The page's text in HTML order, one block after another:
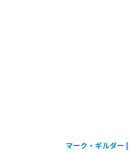
マーク・ギルダー [